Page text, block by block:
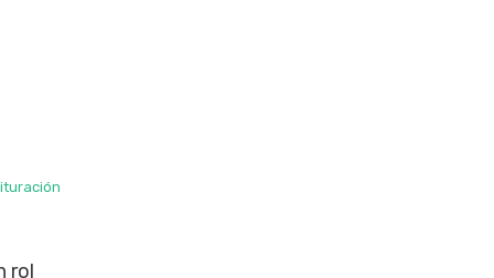
rol